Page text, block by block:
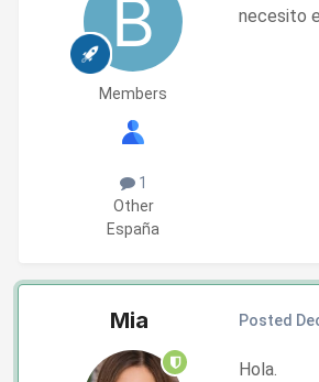
Members
1
Other
España
necesito
Mia Posted
Hola.